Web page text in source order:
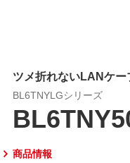
ツメ折れないLANケ
BL6TNYLGシリーズ
商品情報